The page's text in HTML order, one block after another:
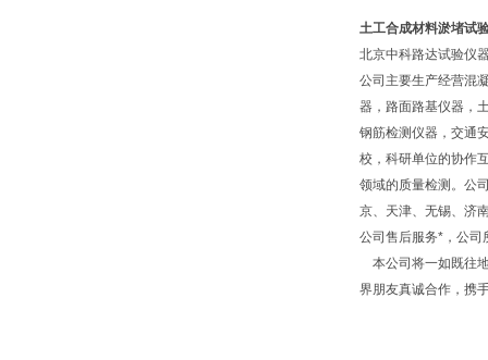
土工合成材料淤堵试
北京中科路达试验仪
公司主要生产经营混
器，路面路基仪器，
钢筋检测仪器，交通
校，科研单位的协作
领域的质量检测。公
京、天津、无锡、济
公司售后服务*，公司
本公司将一如既往
界朋友真诚合作，携